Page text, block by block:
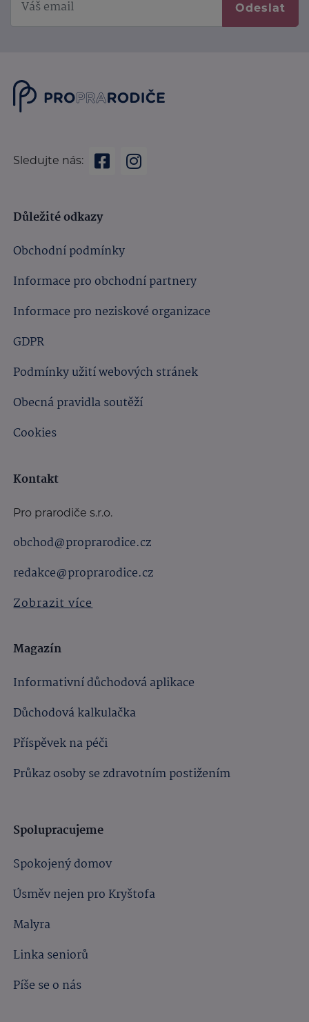
Odeslat
Sledujte nás:
Důležité odkazy
Obchodní podmínky
Informace pro obchodní partnery
Informace pro neziskové organizace
GDPR
Podmínky užití webových stránek
Obecná pravidla soutěží
Cookies
Kontakt
Pro prarodiče s.r.o.
obchod@proprarodice.cz
redakce@proprarodice.cz
Zobrazit více
Magazín
Informativní důchodová aplikace
Důchodová kalkulačka
Příspěvek na péči
Průkaz osoby se zdravotním postižením
Spolupracujeme
Spokojený domov
Úsměv nejen pro Kryštofa
Malyra
Linka seniorů
Píše se o nás